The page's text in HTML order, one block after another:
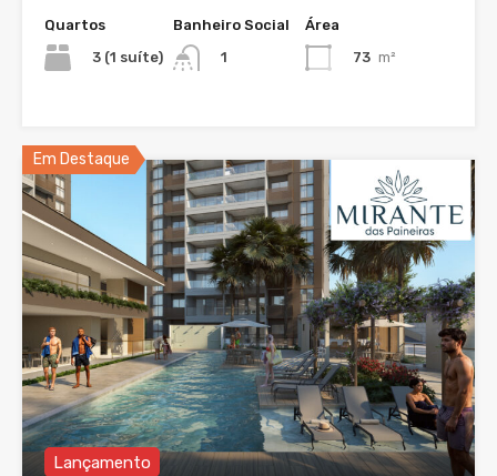
Quartos
3 (1 suíte)
Banheiro Social
1
Área
73 m²
Em Destaque
Lançamento